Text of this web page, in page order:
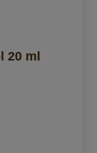
20 ml